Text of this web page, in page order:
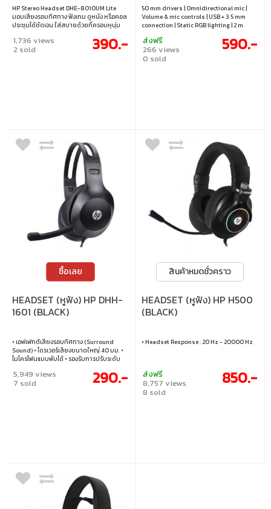
HP Stereo Headset DHE-8010UM Lite
มอบเสียงรอบทิศทาง ฟังเกม ดูหนัง หรือคอล
ประชุมได้ชัดเจน ใส่สบายด้วยที่ครอบหูนุ่ม
สายได้ทันที ใช้งานง่าย แค่เสียบแจ็ค 3.5 มม.
ก็พร้อมต่อกับพีซี โน้ตบุ๊ก และอุปกรณ์อื่น ๆ •
1,736 views
2 sold 390.-
50 mm drivers | Omnidirectional mic |
Volume & mic controls | USB + 3.5 mm
connection | Static RGB lighting | 2 m
compatible
ส่งฟรี
266 views
0 sold
590.-
ซื้อเลย
HEADSET (หูฟัง) HP DHH-
1601 (BLACK)
• เอฟเฟกต์เสียงรอบทิศทาง (Surround
Sound) • ไดรเวอร์เสียงขนาดใหญ่ 40 มม. •
ไมโครโฟนแบบพับได้ • รองรับการปรับระดับ
5,949 views
7 sold 290.-
สินค้าหมดชั่วคราว
HEADSET (หูฟัง) HP H500
(BLACK)
• Headset Response : 20 Hz - 20000 Hz
ส่งฟรี
8,757 views
8 sold
850.-